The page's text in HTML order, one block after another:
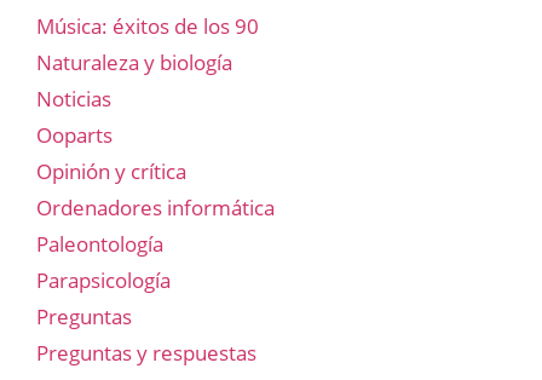
Música: éxitos de los 90
Naturaleza y biología
Noticias
Ooparts
Opinión y crítica
Ordenadores informática
Paleontología
Parapsicología
Preguntas
Preguntas y respuestas